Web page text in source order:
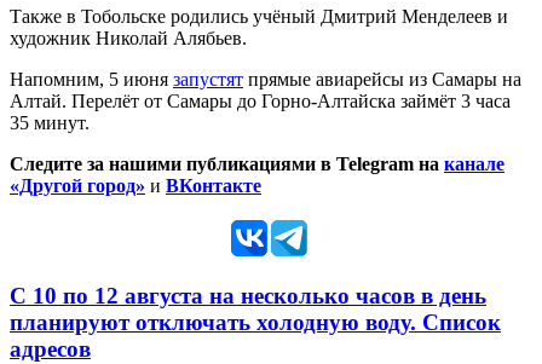
Также в Тобольске родились учёный Дмитрий Менделеев и
художник Николай Алябьев.
Напомним, 5 июня запустят прямые авиарейсы из Самары на
Алтай. Перелёт от Самары до Горно-Алтайска займёт 3 часа
35 минут.
Следите за нашими публикациями в Telegram на канале
«Другой город» и ВКонтакте
С 10 по 12 августа на несколько часов в день
планируют отключать холодную воду. Список
адресов